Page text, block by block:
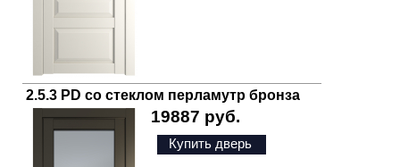
2.5.3 PD со стеклом перламутр бронза
19887 руб.
Купить дверь